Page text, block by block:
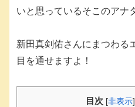
いと思っているそこのアナ
新田真剣佑さんにまつわる
目を通せますよ！
目次 [非表示]